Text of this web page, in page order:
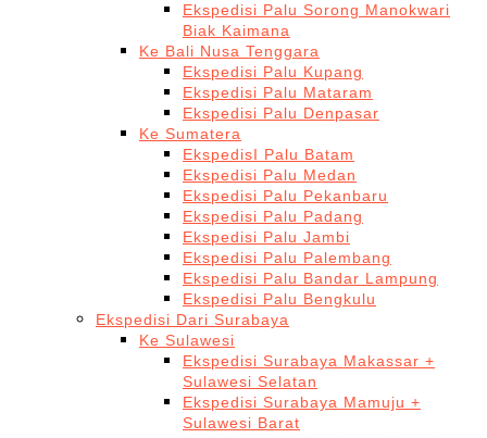
Ekspedisi Palu Sorong Manokwari
Biak Kaimana
Ke Bali Nusa Tenggara
Ekspedisi Palu Kupang
Ekspedisi Palu Mataram
Ekspedisi Palu Denpasar
Ke Sumatera
EkspedisI Palu Batam
Ekspedisi Palu Medan
Ekspedisi Palu Pekanbaru
Ekspedisi Palu Padang
Ekspedisi Palu Jambi
Ekspedisi Palu Palembang
Ekspedisi Palu Bandar Lampung
Ekspedisi Palu Bengkulu
Ekspedisi Dari Surabaya
Ke Sulawesi
Ekspedisi Surabaya Makassar +
Sulawesi Selatan
Ekspedisi Surabaya Mamuju +
Sulawesi Barat